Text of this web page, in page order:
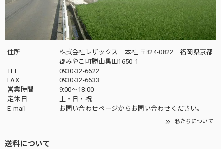
住所
株式会社レザックス 本社 〒824-0822 福岡県京都
郡みやこ町勝山黒田1650-1
TEL
0930-32-6622
FAX
0930-32-6633
営業時間
9:00〜18:00
定休日
土・日・祝
E-mail
お問い合わせページからお問い合わせください。
私たちについて
送料について